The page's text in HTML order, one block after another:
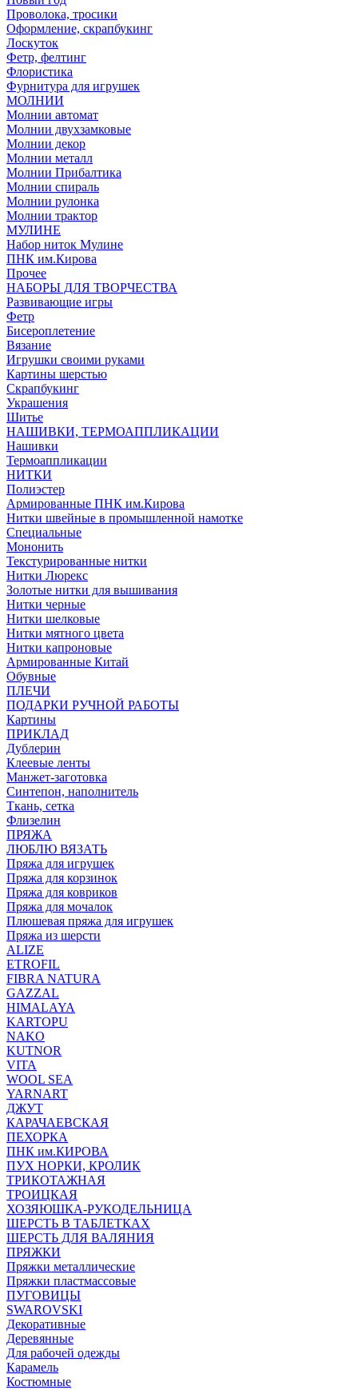
Проволока, тросики
Оформление, скрапбукинг
Лоскуток
Фетр, фелтинг
Флористика
Фурнитура для игрушек
МОЛНИИ
Молнии автомат
Молнии двухзамковые
Молнии декор
Молнии металл
Молнии Прибалтика
Молнии спираль
Молнии рулонка
Молнии трактор
МУЛИНЕ
Набор ниток Мулине
ПНК им.Кирова
Прочее
НАБОРЫ ДЛЯ ТВОРЧЕСТВА
Развивающие игры
Фетр
Бисероплетение
Вязание
Игрушки своими руками
Картины шерстью
Скрапбукинг
Украшения
Шитье
НАШИВКИ, ТЕРМОАППЛИКАЦИИ
Нашивки
Термоаппликации
НИТКИ
Полиэстер
Армированные ПНК им.Кирова
Нитки швейные в промышленной намотке
Специальные
Мононить
Текстурированные нитки
Нитки Люрекс
Золотые нитки для вышивания
Нитки черные
Нитки шелковые
Нитки мятного цвета
Нитки капроновые
Армированные Китай
Обувные
ПЛЕЧИ
ПОДАРКИ РУЧНОЙ РАБОТЫ
Картины
ПРИКЛАД
Дублерин
Клеевые ленты
Манжет-заготовка
Синтепон, наполнитель
Ткань, сетка
Флизелин
ПРЯЖА
ЛЮБЛЮ ВЯЗАТЬ
Пряжа для игрушек
Пряжа для корзинок
Пряжа для ковриков
Пряжа для мочалок
Плюшевая пряжа для игрушек
Пряжа из шерсти
ALIZE
ETROFIL
FIBRA NATURA
GAZZAL
HIMALAYA
KARTOPU
NAKO
KUTNOR
VITA
WOOL SEA
YARNART
ДЖУТ
КАРАЧАЕВСКАЯ
ПЕХОРКА
ПНК им.КИРОВА
ПУХ НОРКИ, КРОЛИК
ТРИКОТАЖНАЯ
ТРОИЦКАЯ
ХОЗЯЮШКА-РУКОДЕЛЬНИЦА
ШЕРСТЬ В ТАБЛЕТКАХ
ШЕРСТЬ ДЛЯ ВАЛЯНИЯ
ПРЯЖКИ
Пряжки металлические
Пряжки пластмассовые
ПУГОВИЦЫ
SWAROVSKI
Декоративные
Деревянные
Для рабочей одежды
Карамель
Костюмные